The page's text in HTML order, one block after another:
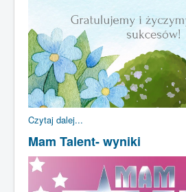
Czytaj dalej...
Mam Talent- wyniki